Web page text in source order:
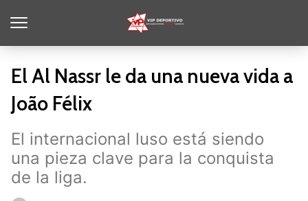
El Al Nassr le da una nueva vida a
João Félix
El internacional luso está siendo
una pieza clave para la conquista
de la liga.